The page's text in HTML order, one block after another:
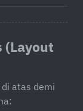
(Layout
di atas demi